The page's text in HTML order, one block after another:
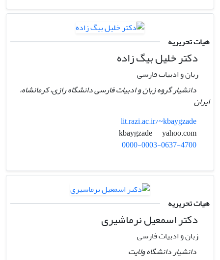
هیات تحریریه
دکتر خلیل بیگ زاده
زبان و ادبیات فارسی
دانشیار گروه زبان و ادبیات فارسی دانشگاه رازی، کرمانشاه،
ایران
lit.razi.ac.ir/~kbaygzade
yahoo.com
0000-0003-0637-4700
هیات تحریریه
دکتر اسمعیل نرماشیری
زبان و ادبیات فارسی
دانشیار دانشگاه ولایت